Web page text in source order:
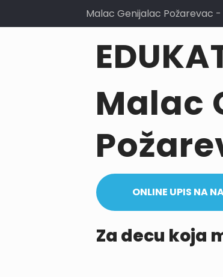
Malac Genijalac Požarevac -
ONLINE UPIS NA
Za decu koja
Malac